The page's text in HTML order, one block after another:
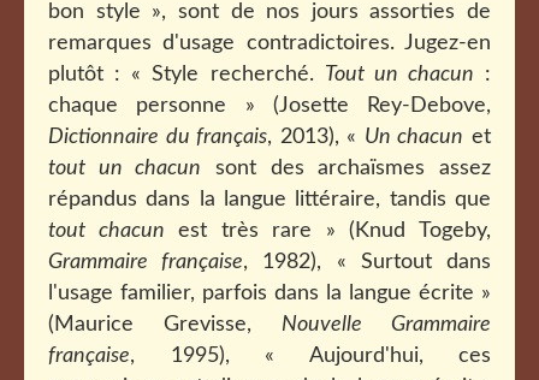
bon style », sont de nos jours assorties de
remarques d'usage contradictoires. Jugez-en
plutôt : « Style recherché. Tout un chacun :
chaque personne » (Josette Rey-Debove,
Dictionnaire du français, 2013), « Un chacun et
tout un chacun sont des archaïsmes assez
répandus dans la langue littéraire, tandis que
tout chacun est très rare » (Knud Togeby,
Grammaire française, 1982), « Surtout dans
l'usage familier, parfois dans la langue écrite »
(Maurice Grevisse, Nouvelle Grammaire
française, 1995), « Aujourd'hui, ces